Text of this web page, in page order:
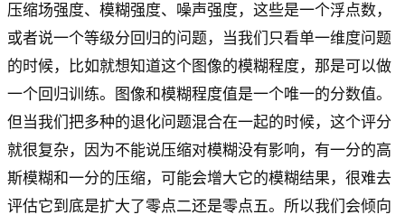
压缩场强度、模糊强度、噪声强度，这些是一个浮点数，
或者说一个等级分回归的问题，当我们只看单一维度问题
的时候，比如就想知道这个图像的模糊程度，那是可以做
一个回归训练。图像和模糊程度值是一个唯一的分数值。
但当我们把多种的退化问题混合在一起的时候，这个评分
就很复杂，因为不能说压缩对模糊没有影响，有一分的高
斯模糊和一分的压缩，可能会增大它的模糊结果，很难去
评估它到底是扩大了零点二还是零点五。所以我们会倾向